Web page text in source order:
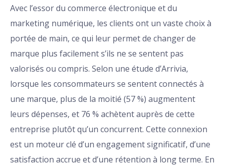
Avec l’essor du commerce électronique et du
marketing numérique, les clients ont un vaste choix à
portée de main, ce qui leur permet de changer de
marque plus facilement s’ils ne se sentent pas
valorisés ou compris. Selon une étude d’Arrivia,
lorsque les consommateurs se sentent connectés à
une marque, plus de la moitié (57 %) augmentent
leurs dépenses, et 76 % achètent auprès de cette
entreprise plutôt qu’un concurrent. Cette connexion
est un moteur clé d’un engagement significatif, d’une
satisfaction accrue et d’une rétention à long terme. En